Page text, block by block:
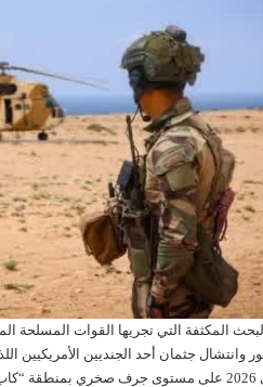
المكثفة التي تجريها القوات المسلحة
وفُقدا منذ 2 ماي 2026 على مستوى جرف صخري